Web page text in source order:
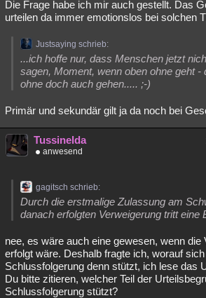
Die Frage habe ich mir auch gestellt. Das
urteilen da immer emotionslos bei solchen
Justsaying schrieb:
...ich hoffe nur, dass Menschen jetzt
sagen, Moment, wenn oben ohne geht -
ohne doch auch gehen..... ;-)
Primär und sekundär gilt ja da noch bei
Tussinelda
anwesend
gagitsch schrieb:
Durch die erstmalige Zulassung am
danach erfolgten Verweigerung tritt eine
nee, es wäre auch eine gewesen, wenn die
erfolgt wäre. Deshalb fragte ich, worauf
Schlussfolgerung denn stützt, ich lese das
Du bitte zitieren, welcher Teil der
Schlussfolgerung stützt?